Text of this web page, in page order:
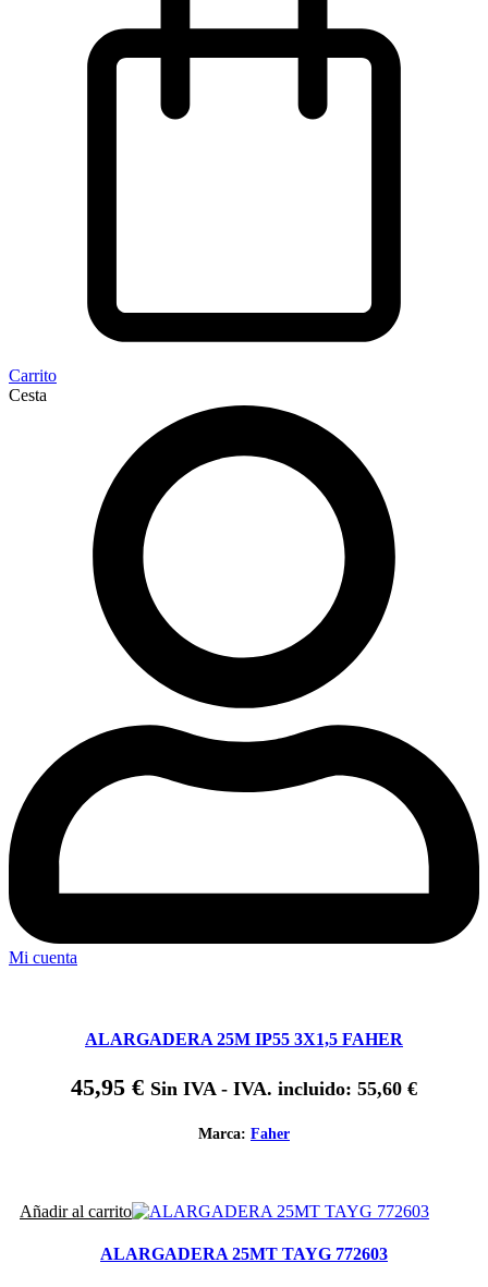
Carrito
Cesta
Mi cuenta
ALARGADERA 25M IP55 3X1,5 FAHER
45,95 € Sin IVA - IVA. incluido: 55,60 €
Marca: Faher
Añadir al carrito
ALARGADERA 25MT TAYG 772603